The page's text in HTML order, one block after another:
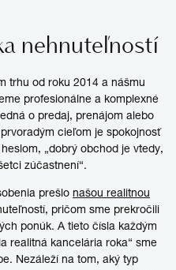
nehnuteľností
trhu od roku 2014 a nášmu
profesionálne a komplexné
o predaj, prenájom alebo
cieľom je spokojnosť
„dobrý obchod je vtedy,
zúčastnení“.
prešlo našou realitnou
pričom sme prekročili
ponúk. A tieto čísla každým
realitná kancelária roka“ sme
Nezáleží na tom, aký typ